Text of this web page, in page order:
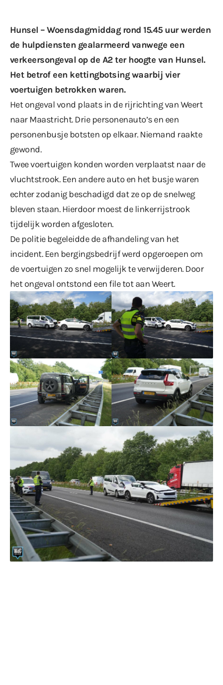
Hunsel – Woensdagmiddag rond 15.45 uur werden
de hulpdiensten gealarmeerd vanwege een
verkeersongeval op de A2 ter hoogte van Hunsel.
Het betrof een kettingbotsing waarbij vier
voertuigen betrokken waren.
Het ongeval vond plaats in de rijrichting van Weert
naar Maastricht. Drie personenauto’s en een
personenbusje botsten op elkaar. Niemand raakte
gewond.
Twee voertuigen konden worden verplaatst naar de
vluchtstrook. Een andere auto en het busje waren
echter zodanig beschadigd dat ze op de snelweg
bleven staan. Hierdoor moest de linkerrijstrook
tijdelijk worden afgesloten.
De politie begeleidde de afhandeling van het
incident. Een bergingsbedrijf werd opgeroepen om
de voertuigen zo snel mogelijk te verwijderen. Door
het ongeval ontstond een file tot aan Weert.